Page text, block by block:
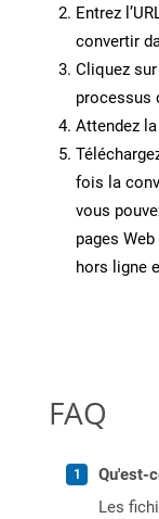
Entrez
convertir
Cliquez
processus
Attendez
fois la
vous
pages
hors ligne
FAQ
Qu'est-
Les